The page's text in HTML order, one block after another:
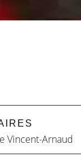
Vincent-Arnaud